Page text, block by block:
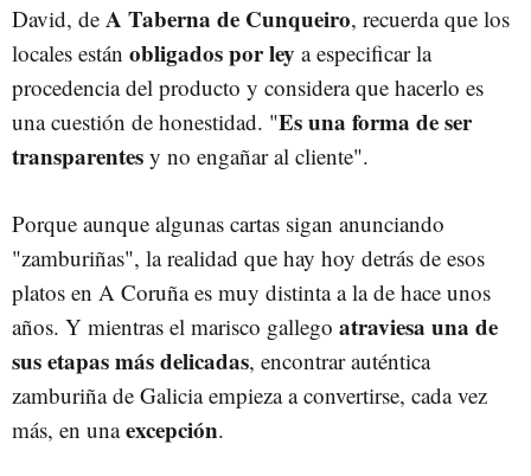
David, de A Taberna de Cunqueiro, recuerda que los
locales están obligados por ley a especificar la
procedencia del producto y considera que hacerlo es
una cuestión de honestidad. "Es una forma de ser
transparentes y no engañar al cliente".
Porque aunque algunas cartas sigan anunciando
"zamburiñas", la realidad que hay hoy detrás de esos
platos en A Coruña es muy distinta a la de hace unos
años. Y mientras el marisco gallego atraviesa una de
sus etapas más delicadas, encontrar auténtica
zamburiña de Galicia empieza a convertirse, cada vez
más, en unaexcepción.